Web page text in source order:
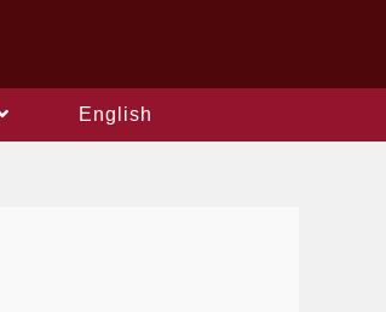
English